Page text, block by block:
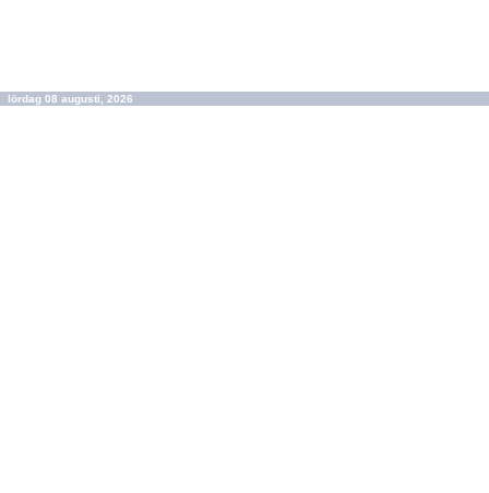
lördag 08 augusti, 2026